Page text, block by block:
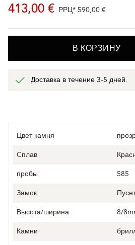
413,00 € РРЦ* 590,00 €
В КОРЗИНУ
Доставка в течение 3-5 дней.
Цвет камня
Cплав
пробы
585
Замок
Высота/ширина
8/
Камни